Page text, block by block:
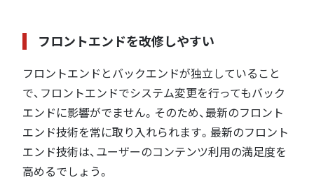
フロントエンドを改修しやすい
フロントエンドとバックエンドが独立していること
で、フロントエンドでシステム変更を行ってもバック
エンドに影響がでません。そのため、最新のフロント
エンド技術を常に取り入れられます。最新のフロント
エンド技術は、ユーザーのコンテンツ利用の満足度を
高めるでしょう。